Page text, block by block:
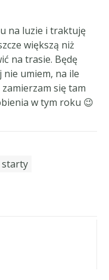
na luzie i traktuję
większą niż
na trasie. Będę
nie umiem, na ile
się tam
w tym roku 😉
starty